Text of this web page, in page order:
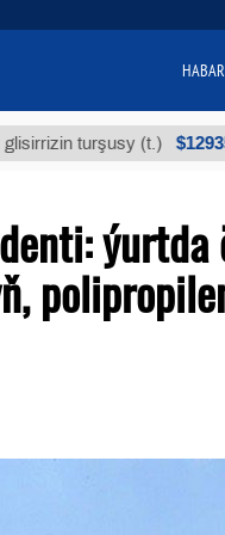
turşusy (t.) $12935,18